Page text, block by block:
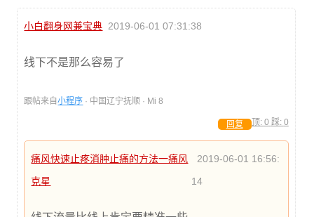
小白翻身网兼宝典 2019-06-01 07:31:38
线下不是那么容易了
跟帖来自小程序 · 中国辽宁抚顺 · Mi 8
顶: 0 踩: 0
回复
痛风快速止疼消肿止痛的方法一痛风
克星
2019-06-01 16:56:
14